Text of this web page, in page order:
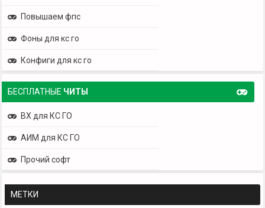
Повышаем фпс
Фоны для кс го
Конфиги для кс го
БЕСПЛАТНЫЕ ЧИТЫ
ВХ для КС ГО
АИМ для КС ГО
Прочий софт
МЕТКИ